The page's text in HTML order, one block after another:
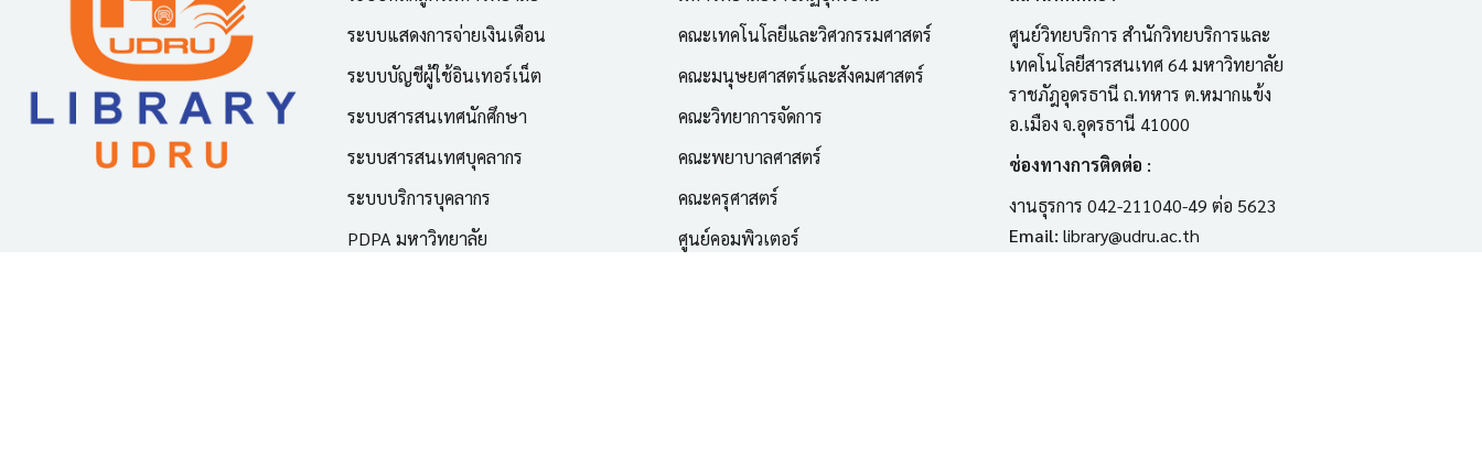
ระบบแสดงการจ่ายเงินเดือน
ระบบบัญชีผู้ใช้อินเทอร์เน็ต
ระบบสารสนเทศนักศึกษา
ระบบสารสนเทศบุคลากร
ระบบบริการบุคลากร
PDPA มหาวิทยาลัย
คณะเทคโนโลยีและวิศวกรรมศาสตร์
คณะมนุษยศาสตร์และสังคมศาสตร์
คณะวิทยาการจัดการ
คณะพยาบาลศาสตร์
คณะครุศาสตร์
ศูนย์คอมพิวเตอร์
ศูนย์วิทยบริการ สำนักวิทยบริการและ
เทคโนโลยีสารสนเทศ 64 มหาวิทยาลัย
ราชภัฎอุดรธานี ถ.ทหาร ต.หมากแข้ง
อ.เมือง จ.อุดรธานี 41000
ช่องทางการติดต่อ :
งานธุรการ 042-211040-49 ต่อ 5623
Email: library@udru.ac.th